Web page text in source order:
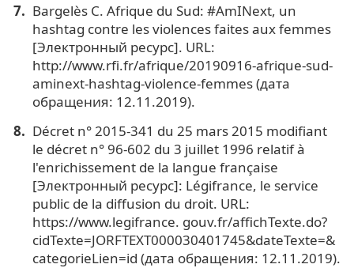
Bargelès C. Afrique du Sud: #AmINext, un
hashtag contre les violences faites aux femmes
[Электронный ресурс]. URL:
http://www.rfi.fr/afrique/20190916-afrique-sud-
aminext-hashtag-violence-femmes (дата
обращения: 12.11.2019).
Décret n° 2015-341 du 25 mars 2015 modifiant
le décret n° 96-602 du 3 juillet 1996 relatif à
l'enrichissement de la langue française
[Электронный ресурс]: Légifrance, le service
public de la diffusion du droit. URL:
https://www.legifrance. gouv.fr/affichTexte.do?
cidTexte=JORFTEXT000030401745&dateTexte=&
categorieLien=id (дата обращения: 12.11.2019).